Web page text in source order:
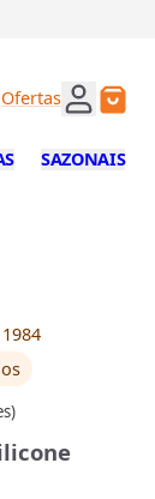
Ofertas
SAZONAIS